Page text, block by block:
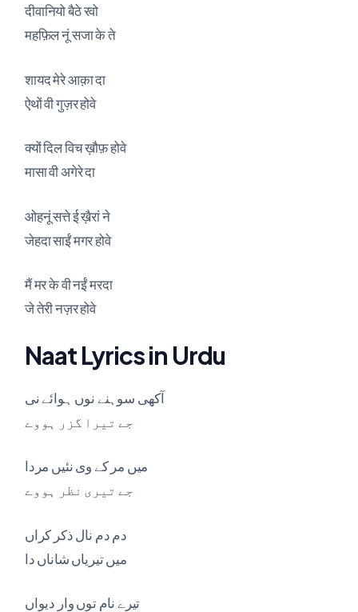
दीवानियो बैठे रवो
महफ़िल नूं सजा के ते
शायद मेरे आक़ा दा
ऐथों वी गुज़र होवे
क्यों दिल विच ख़ौफ़ होवे
मासा वी अगेरे दा
ओहनूं सत्ते ई ख़ैरां ने
जेहदा साईं मगर होवे
मैं मर के वी नईं मरदा
जे तेरी नज़र होवे
Naat Lyrics in Urdu
آکھی سوہنے نوں ہوائے نی
جے تیرا گزر ہووے
میں مر کے وی نئیں مردا
جے تیری نظر ہووے
دم دم نال ذکر کراں
میں تیریاں شاناں دا
تیرے نام توں وار دیواں